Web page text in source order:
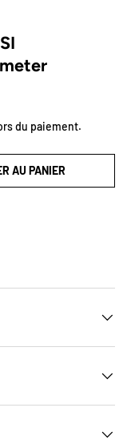
du paiement.
AU PANIER